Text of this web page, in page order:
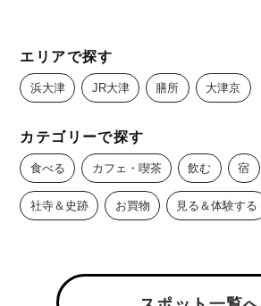
エリアで探す
浜大津 JR大津 膳所 大津京
カテゴリーで探す
食べる カフェ・喫茶 飲む 宿
社寺＆史跡 お買物 見る＆体験する